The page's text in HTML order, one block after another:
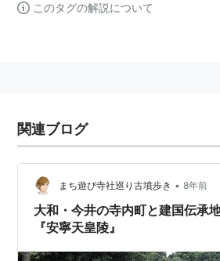
このタグの解説について
関連ブログ
まち遊び寺社巡り古墳歩き • 8年前
大和・今井の寺内町と建国伝承
『安寧天皇陵』